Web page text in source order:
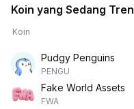
Koin yang Sedang Tren
Koin
Pudgy Penguins
PENGU
Fake World Assets
FWA